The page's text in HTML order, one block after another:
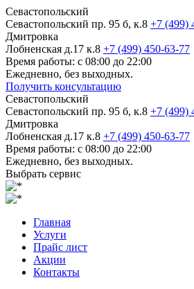
Севастопольский
Севастопольский пр. 95 б, к.8 +7 (499)
Дмитровка
Лобненская д.17 к.8 +7 (499) 450-63-77
Время работы: с 08:00 до 22:00
Ежедневно, без выходных.
Получить консультацию
Севастопольский
Севастопольский пр. 95 б, к.8 +7 (499)
Дмитровка
Лобненская д.17 к.8 +7 (499) 450-63-77
Время работы: с 08:00 до 22:00
Ежедневно, без выходных.
Выбрать сервис
Главная
Услуги
Прайс лист
Акции
Контакты